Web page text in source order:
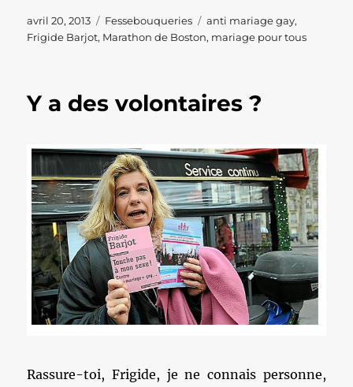
Publié
le
avril 20, 2013 Catégories
Fessebouqueries Étiquettes
anti mariage gay,
Frigide Barjot, Marathon de Boston, mariage pour tous
Y a des volontaires ?
Rassure-toi, Frigide, je ne connais personne,